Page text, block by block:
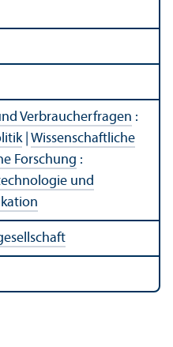
Verbraucherfragen :
| Wissenschaft­liche
Forschung :
und